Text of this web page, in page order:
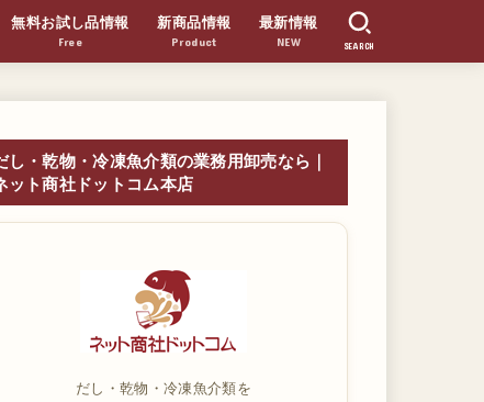
無料お試し品情報
Free
新商品情報
Product
最新情報
NEW SEARCH
し・乾物・冷凍魚介類の業務用卸売なら｜
ット商社ドットコム本店
だし・乾物・冷凍魚介類を